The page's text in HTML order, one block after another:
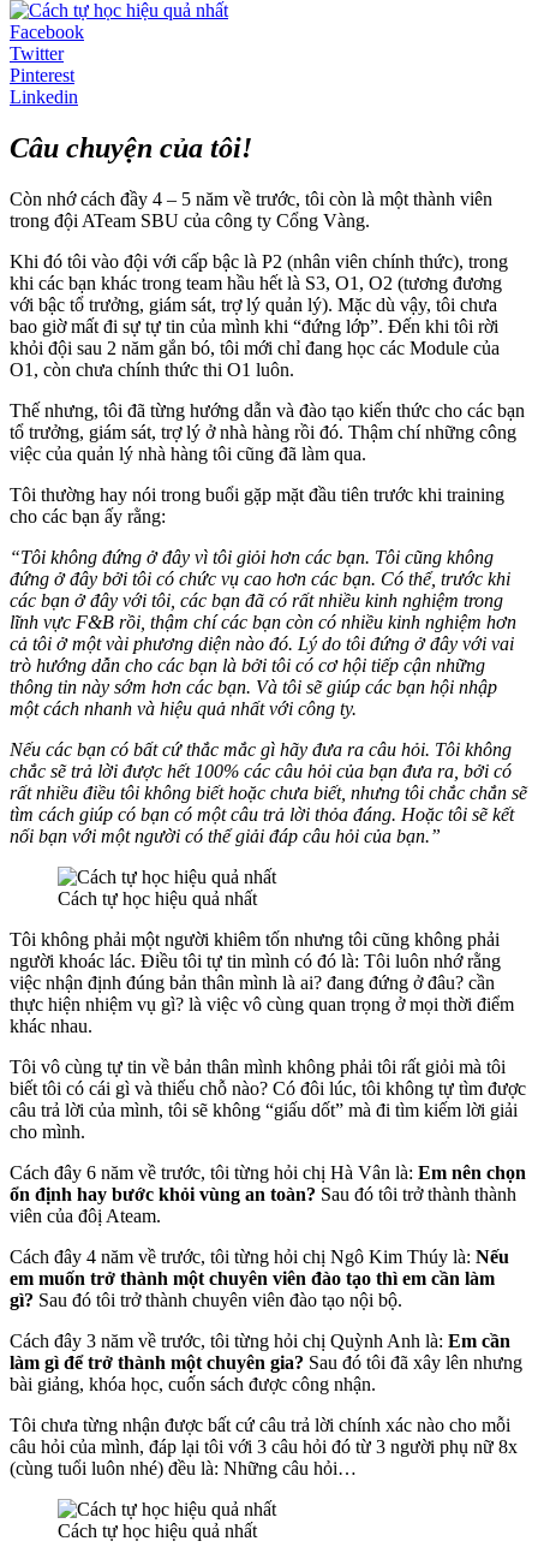
Facebook
Twitter
Pinterest
Linkedin
Câu chuyện của tôi!
Còn nhớ cách đầy 4 – 5 năm về trước, tôi còn là một thành viên
trong đội ATeam SBU của công ty Cổng Vàng.
Khi đó tôi vào đội với cấp bậc là P2 (nhân viên chính thức), trong
khi các bạn khác trong team hầu hết là S3, O1, O2 (tương đương
với bậc tổ trưởng, giám sát, trợ lý quản lý). Mặc dù vậy, tôi chưa
bao giờ mất đi sự tự tin của mình khi “đứng lớp”. Đến khi tôi rời
khỏi đội sau 2 năm gắn bó, tôi mới chỉ đang học các Module của
O1, còn chưa chính thức thi O1 luôn.
Thế nhưng, tôi đã từng hướng dẫn và đào tạo kiến thức cho các bạn
tổ trưởng, giám sát, trợ lý ở nhà hàng rồi đó. Thậm chí những công
việc của quản lý nhà hàng tôi cũng đã làm qua.
Tôi thường hay nói trong buổi gặp mặt đầu tiên trước khi training
cho các bạn ấy rằng:
“Tôi không đứng ở đây vì tôi giỏi hơn các bạn. Tôi cũng không
đứng ở đây bởi tôi có chức vụ cao hơn các bạn. Có thể, trước khi
các bạn ở đây với tôi, các bạn đã có rất nhiều kinh nghiệm trong
lĩnh vực F&B rồi, thậm chí các bạn còn có nhiều kinh nghiệm hơn
cả tôi ở một vài phương diện nào đó. Lý do tôi đứng ở đây với vai
trò hướng dẫn cho các bạn là bởi tôi có cơ hội tiếp cận những
thông tin này sớm hơn các bạn. Và tôi sẽ giúp các bạn hội nhập
một cách nhanh và hiệu quả nhất với công ty.
Nếu các bạn có bất cứ thắc mắc gì hãy đưa ra câu hỏi. Tôi không
chắc sẽ trả lời được hết 100% các câu hỏi của bạn đưa ra, bởi có
rất nhiều điều tôi không biết hoặc chưa biết, nhưng tôi chắc chắn sẽ
tìm cách giúp có bạn có một câu trả lời thỏa đáng. Hoặc tôi sẽ kết
nối bạn với một người có thể giải đáp câu hỏi của bạn.”
Cách tự học hiệu quả nhất
Tôi không phải một người khiêm tốn nhưng tôi cũng không phải
người khoác lác. Điều tôi tự tin mình có đó là: Tôi luôn nhớ rằng
việc nhận định đúng bản thân mình là ai? đang đứng ở đâu? cần
thực hiện nhiệm vụ gì? là việc vô cùng quan trọng ở mọi thời điểm
khác nhau.
Tôi vô cùng tự tin về bản thân mình không phải tôi rất giỏi mà tôi
biết tôi có cái gì và thiếu chỗ nào? Có đôi lúc, tôi không tự tìm được
câu trả lời của mình, tôi sẽ không “giấu dốt” mà đi tìm kiếm lời giải
cho mình.
Cách đây 6 năm về trước, tôi từng hỏi chị Hà Vân là: Em nên chọn
ổn định hay bước khỏi vùng an toàn? Sau đó tôi trở thành thành
viên của đôị Ateam.
Cách đây 4 năm về trước, tôi từng hỏi chị Ngô Kim Thúy là: Nếu
em muốn trở thành một chuyên viên đào tạo thì em cần làm
gì? Sau đó tôi trở thành chuyên viên đào tạo nội bộ.
Cách đây 3 năm về trước, tôi từng hỏi chị Quỳnh Anh là: Em cần
làm gì để trở thành một chuyên gia? Sau đó tôi đã xây lên nhưng
bài giảng, khóa học, cuốn sách được công nhận.
Tôi chưa từng nhận được bất cứ câu trả lời chính xác nào cho mỗi
câu hỏi của mình, đáp lại tôi với 3 câu hỏi đó từ 3 người phụ nữ 8x
(cùng tuổi luôn nhé) đều là: Những câu hỏi…
Cách tự học hiệu quả nhất